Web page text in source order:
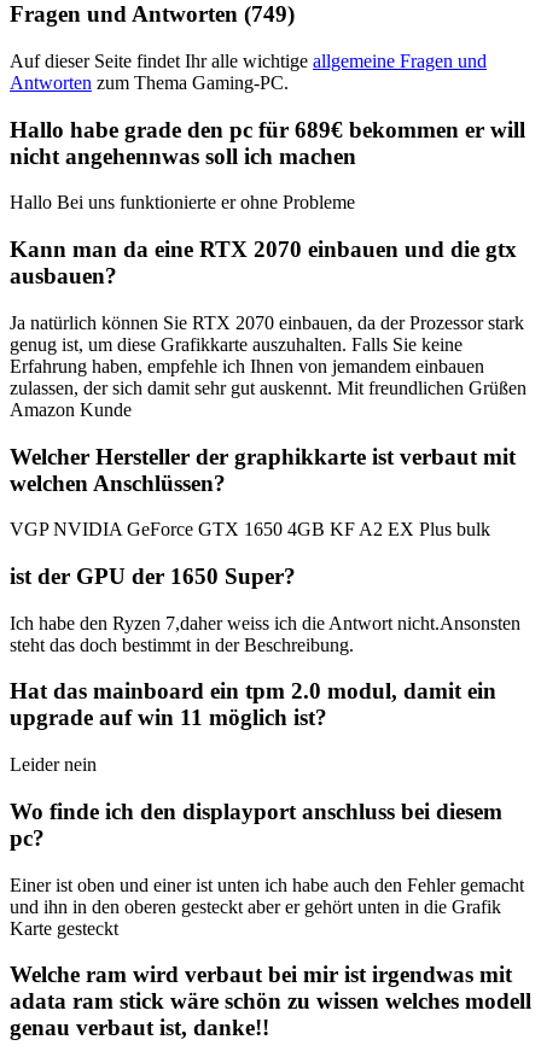
Fragen und Antworten (749)
Auf dieser Seite findet Ihr alle wichtige allgemeine Fragen und
Antworten zum Thema Gaming-PC.
Hallo habe grade den pc für 689€ bekommen er will
nicht angehennwas soll ich machen
Hallo Bei uns funktionierte er ohne Probleme
Kann man da eine RTX 2070 einbauen und die gtx
ausbauen?
Ja natürlich können Sie RTX 2070 einbauen, da der Prozessor stark
genug ist, um diese Grafikkarte auszuhalten. Falls Sie keine
Erfahrung haben, empfehle ich Ihnen von jemandem einbauen
zulassen, der sich damit sehr gut auskennt. Mit freundlichen Grüßen
Amazon Kunde
Welcher Hersteller der graphikkarte ist verbaut mit
welchen Anschlüssen?
VGP NVIDIA GeForce GTX 1650 4GB KF A2 EX Plus bulk
ist der GPU der 1650 Super?
Ich habe den Ryzen 7,daher weiss ich die Antwort nicht.Ansonsten
steht das doch bestimmt in der Beschreibung.
Hat das mainboard ein tpm 2.0 modul, damit ein
upgrade auf win 11 möglich ist?
Leider nein
Wo finde ich den displayport anschluss bei diesem
pc?
Einer ist oben und einer ist unten ich habe auch den Fehler gemacht
und ihn in den oberen gesteckt aber er gehört unten in die Grafik
Karte gesteckt
Welche ram wird verbaut bei mir ist irgendwas mit
adata ram stick wäre schön zu wissen welches modell
genau verbaut ist, danke!!